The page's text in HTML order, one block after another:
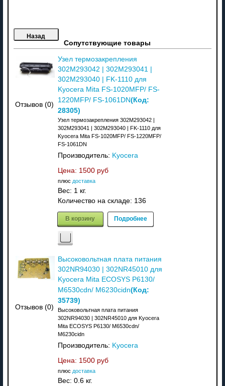
Сопутствующие товары
Отзывов (0)
Узел термозакрепления
302M293042 | 302M293041 |
302M293040 | FK-1110 для
Kyocera Mita FS-1020MFP/ FS-
1220MFP/ FS-1061DN(Код:
28305)
Узел термозакрепления 302M293042 |
302M293041 | 302M293040 | FK-1110 для
Kyocera Mita FS-1020MFP/ FS-1220MFP/
FS-1061DN
Производитель: Kyocera
Цена: 1500 руб
плюс доставка
Вес: 1 кг.
Количество на складе: 136
В корзину Подробнее
Отзывов (0)
Высоковольтная плата питания
302NR94030 | 302NR45010 для
Kyocera Mita ECOSYS P6130/
M6530cdn/ M6230cidn(Код:
35739)
Высоковольтная плата питания
302NR94030 | 302NR45010 для Kyocera
Mita ECOSYS P6130/ M6530cdn/
M6230cidn
Производитель: Kyocera
Цена: 1500 руб
плюс доставка
Вес: 0.6 кг.